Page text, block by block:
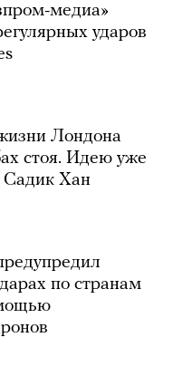
медиа»
ударов
Лондона
стоя. Идею уже
Садик Хан
по странам